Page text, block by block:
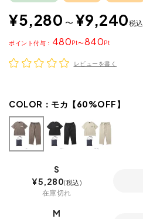
¥5,280 〜 ¥9,240税込
480 〜840
ポイント
レビューを書く
COLOR： モカ【60%OFF】
S
¥5,280 税込
在庫切れ
M